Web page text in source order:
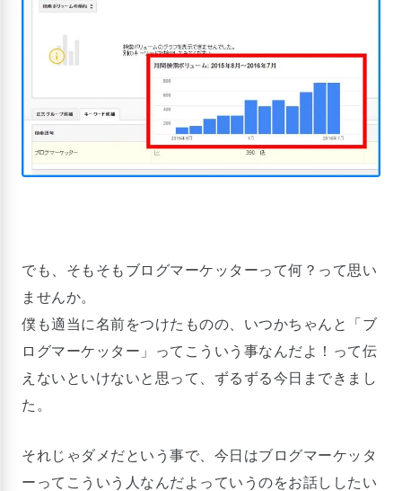
でも、そもそもブログマーケッターって何？って思い
ませんか。
僕も適当に名前をつけたものの、いつかちゃんと「ブ
ログマーケッター」ってこういう事なんだよ！って伝
えないといけないと思って、ずるずる今日まできまし
た。
それじゃダメだという事で、今日はブログマーケッタ
ーってこういう人なんだよっていうのをお話ししたい